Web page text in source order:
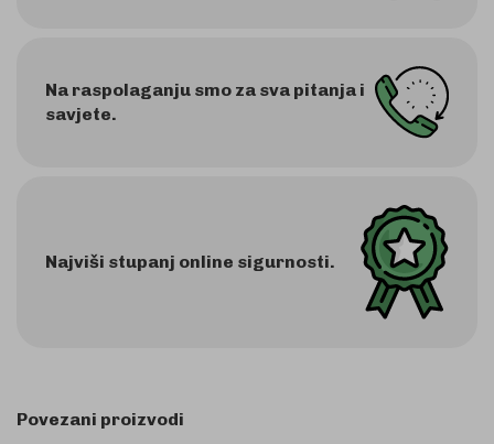
Na raspolaganju smo za sva pitanja i
savjete.
Najviši stupanj online sigurnosti.
Povezani proizvodi